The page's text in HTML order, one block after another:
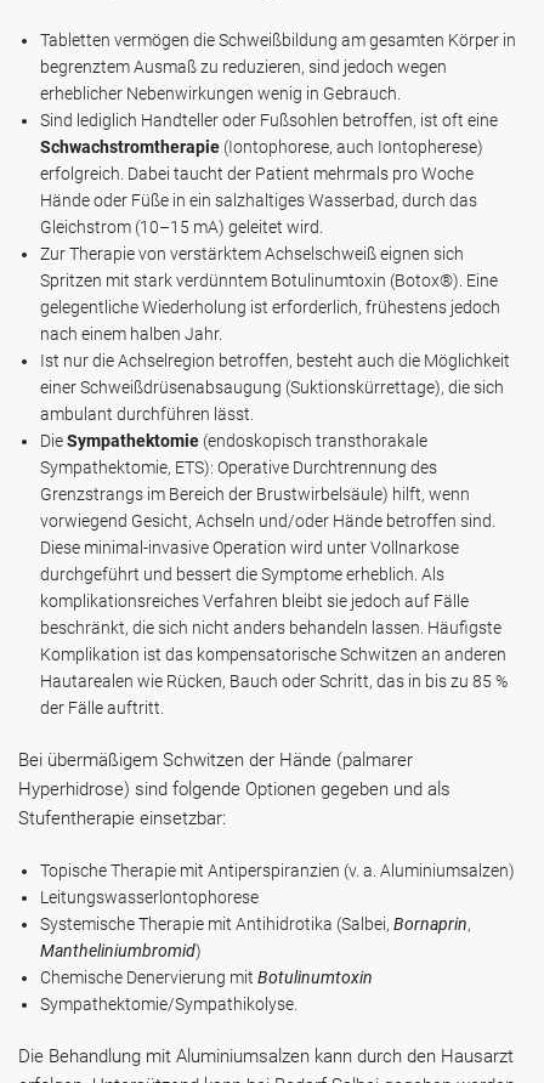
Tabletten vermögen die Schweißbildung am gesamten Körper in
begrenztem Ausmaß zu reduzieren, sind jedoch wegen
erheblicher Nebenwirkungen wenig in Gebrauch.
Sind lediglich Handteller oder Fußsohlen betroffen, ist oft eine
Schwachstromtherapie(Iontophorese, auch Iontopherese)
erfolgreich. Dabei taucht der Patient mehrmals pro Woche
Hände oder Füße in ein salzhaltiges Wasserbad, durch das
Gleichstrom (10–15 mA) geleitet wird.
Zur Therapie von verstärktem Achselschweiß eignen sich
Spritzen mit stark verdünntem Botulinumtoxin (Botox®). Eine
gelegentliche Wiederholung ist erforderlich, frühestens jedoch
nach einem halben Jahr.
Ist nur die Achselregion betroffen, besteht auch die Möglichkeit
einer Schweißdrüsenabsaugung (Suktionskürrettage), die sich
ambulant durchführen lässt.
DieSympathektomie(endoskopisch transthorakale
Sympathektomie, ETS): Operative Durchtrennung des
Grenzstrangs im Bereich der Brustwirbelsäule) hilft, wenn
vorwiegend Gesicht, Achseln und/oder Hände betroffen sind.
Diese minimal-invasive Operation wird unter Vollnarkose
durchgeführt und bessert die Symptome erheblich. Als
komplikationsreiches Verfahren bleibt sie jedoch auf Fälle
beschränkt, die sich nicht anders behandeln lassen. Häufigste
Komplikation ist das kompensatorische Schwitzen an anderen
Hautarealen wie Rücken, Bauch oder Schritt, das in bis zu 85 %
der Fälle auftritt.
Bei übermäßigem Schwitzen der Hände (palmarer
Hyperhidrose) sind folgende Optionen gegeben und als
Stufentherapie einsetzbar:
Topische Therapie mit Antiperspiranzien (v. a. Aluminiumsalzen)
Leitungswasserlontophorese
Systemische Therapie mit Antihidrotika (Salbei, Bornaprin,
Mantheliniumbromid)
Chemische Denervierung mit Botulinumtoxin
Sympathektomie/Sympathikolyse.
Die Behandlung mit Aluminiumsalzen kann durch den Hausarzt